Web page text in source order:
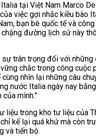
tại Việt Nam Marco
việc gợi nhắc kiều bào
bạn bè quốc tế và công
đường lịch sử này
trân trọng đối với những
chắc trong công cuộc
nhìn lại những câu
nước Italia ngày nay
mình.”
liệu trong kho tư liệu của
kể lại quá khứ mà còn
và tiến bộ.